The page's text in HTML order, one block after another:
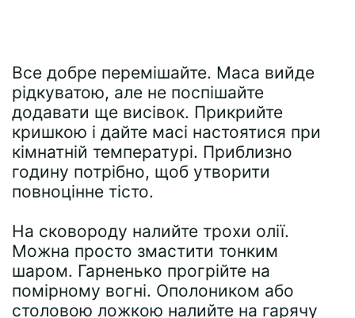
Все добре перемішайте. Маса вийде
рідкуватою, але не поспішайте
додавати ще висівок. Прикрийте
кришкою і дайте масі настоятися при
кімнатній температурі. Приблизно
годину потрібно, щоб утворити
повноцінне тісто.
На сковороду налийте трохи олії.
Можна просто змастити тонким
шаром. Гарненько прогрійте на
помірному вогні. Ополоником або
столовою ложкою налийте на гарячу